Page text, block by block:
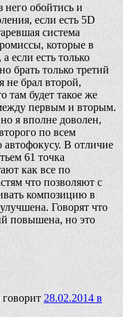
него обойтись и
если есть 5D
система
которые в
если есть только
брать только третий
не брал второй,
там будет такое же
первым и вторым.
я вполне доволен,
по всем
автофокусу. В отличие
61 точка
как все по
что позволяют с
композицию в
Говорят что
повышена, но это
говорит 28.02.2014 в